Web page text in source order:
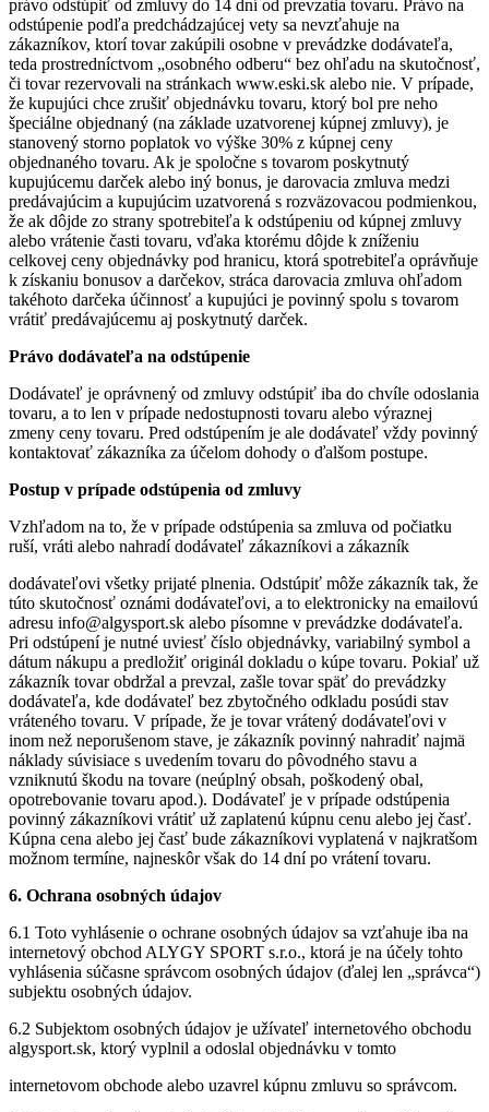
právo odstúpiť od zmluvy do 14 dní od prevzatia tovaru. Právo na
odstúpenie podľa predchádzajúcej vety sa nevzťahuje na
zákazníkov, ktorí tovar zakúpili osobne v prevádzke dodávateľa,
teda prostredníctvom „osobného odberu“ bez ohľadu na skutočnosť,
či tovar rezervovali na stránkach www.eski.sk alebo nie. V prípade,
že kupujúci chce zrušiť objednávku tovaru, ktorý bol pre neho
špeciálne objednaný (na základe uzatvorenej kúpnej zmluvy), je
stanovený storno poplatok vo výške 30% z kúpnej ceny
objednaného tovaru. Ak je spoločne s tovarom poskytnutý
kupujúcemu darček alebo iný bonus, je darovacia zmluva medzi
predávajúcim a kupujúcim uzatvorená s rozväzovacou podmienkou,
že ak dôjde zo strany spotrebiteľa k odstúpeniu od kúpnej zmluvy
alebo vrátenie časti tovaru, vďaka ktorému dôjde k zníženiu
celkovej ceny objednávky pod hranicu, ktorá spotrebiteľa oprávňuje
k získaniu bonusov a darčekov, stráca darovacia zmluva ohľadom
takéhoto darčeka účinnosť a kupujúci je povinný spolu s tovarom
vrátiť predávajúcemu aj poskytnutý darček.
Právo dodávateľa na odstúpenie
Dodávateľ je oprávnený od zmluvy odstúpiť iba do chvíle odoslania
tovaru, a to len v prípade nedostupnosti tovaru alebo výraznej
zmeny ceny tovaru. Pred odstúpením je ale dodávateľ vždy povinný
kontaktovať zákazníka za účelom dohody o ďalšom postupe.
Postup v prípade odstúpenia od zmluvy
Vzhľadom na to, že v prípade odstúpenia sa zmluva od počiatku
ruší, vráti alebo nahradí dodávateľ zákazníkovi a zákazník
dodávateľovi všetky prijaté plnenia. Odstúpiť môže zákazník tak, že
túto skutočnosť oznámi dodávateľovi, a to elektronicky na emailovú
adresu info@algysport.sk alebo písomne v prevádzke dodávateľa.
Pri odstúpení je nutné uviesť číslo objednávky, variabilný symbol a
dátum nákupu a predložiť originál dokladu o kúpe tovaru. Pokiaľ už
zákazník tovar obdržal a prevzal, zašle tovar späť do prevádzky
dodávateľa, kde dodávateľ bez zbytočného odkladu posúdi stav
vráteného tovaru. V prípade, že je tovar vrátený dodávateľovi v
inom než neporušenom stave, je zákazník povinný nahradiť najmä
náklady súvisiace s uvedením tovaru do pôvodného stavu a
vzniknutú škodu na tovare (neúplný obsah, poškodený obal,
opotrebovanie tovaru apod.). Dodávateľ je v prípade odstúpenia
povinný zákazníkovi vrátiť už zaplatenú kúpnu cenu alebo jej časť.
Kúpna cena alebo jej časť bude zákazníkovi vyplatená v najkratšom
možnom termíne, najneskôr však do 14 dní po vrátení tovaru.
6. Ochrana osobných údajov
6.1 Toto vyhlásenie o ochrane osobných údajov sa vzťahuje iba na
internetový obchod ALYGY SPORT s.r.o., ktorá je na účely tohto
vyhlásenia súčasne správcom osobných údajov (ďalej len „správca“)
subjektu osobných údajov.
6.2 Subjektom osobných údajov je užívateľ internetového obchodu
algysport.sk, ktorý vyplnil a odoslal objednávku v tomto
internetovom obchode alebo uzavrel kúpnu zmluvu so správcom.